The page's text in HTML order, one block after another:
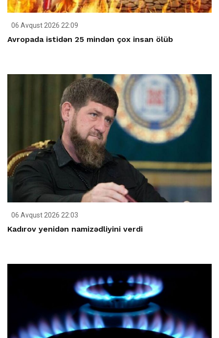
06 Avqust 2026 22:09
Avropada istidən 25 mindən çox insan ölüb
06 Avqust 2026 22:03
Kadırov yenidən namizədliyini verdi